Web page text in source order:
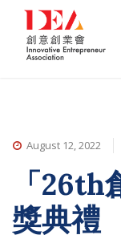
August 12, 2022
「
獎典禮